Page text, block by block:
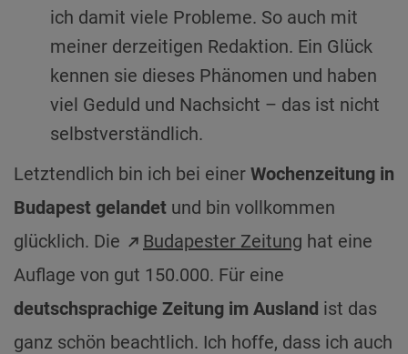
ich damit viele Probleme. So auch mit
meiner derzeitigen Redaktion. Ein Glück
kennen sie dieses Phänomen und haben
viel Geduld und Nachsicht – das ist nicht
selbstverständlich.
Letztendlich bin ich bei einer Wochenzeitung in
Budapest gelandet und bin vollkommen
glücklich. Die
Budapester Zeitung hat eine
Auflage von gut 150.000. Für eine
deutschsprachige Zeitung im Ausland ist das
ganz schön beachtlich. Ich hoffe, dass ich auch